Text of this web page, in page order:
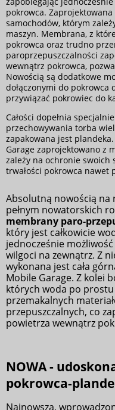
pokrowca. Zaprojektowana
samochodów, którym
maszyn. Membrana, z
pokrowca oraz trudno
paroprzepuszczalności
wewnątrz pokrowca,
Nowością są dodatkowe
dołączonymi do
przywiązać pokrowiec do
Całości dopełnia
przechowywania torba
zapakowana jest
Garage zaprojektowano z
zależy na ochronie swoich
trwałości pokrowca
Absolutną nowością na
pełnym nowatorskich
membrany paro-
który jest całkowicie
jednocześnie
wilgoci na zewnątrz. Z
wykonana jest cała
Mobile Garage. Z kolei
których woda po prostu
przemakalnych
przepuszczalnych, co
powietrza wewnątrz
NOWA -
pokrowca-
Najnowsza,